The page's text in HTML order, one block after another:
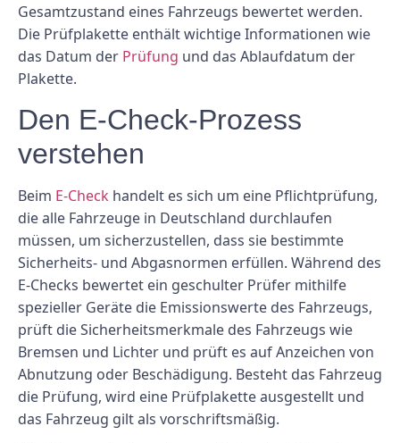
Gesamtzustand eines Fahrzeugs bewertet werden.
Die Prüfplakette enthält wichtige Informationen wie
das Datum der Prüfung und das Ablaufdatum der
Plakette.
Den E-Check-Prozess
verstehen
Beim E-Check handelt es sich um eine Pflichtprüfung,
die alle Fahrzeuge in Deutschland durchlaufen
müssen, um sicherzustellen, dass sie bestimmte
Sicherheits- und Abgasnormen erfüllen. Während des
E-Checks bewertet ein geschulter Prüfer mithilfe
spezieller Geräte die Emissionswerte des Fahrzeugs,
prüft die Sicherheitsmerkmale des Fahrzeugs wie
Bremsen und Lichter und prüft es auf Anzeichen von
Abnutzung oder Beschädigung. Besteht das Fahrzeug
die Prüfung, wird eine Prüfplakette ausgestellt und
das Fahrzeug gilt als vorschriftsmäßig.